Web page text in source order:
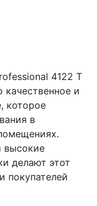
4122 T
и
которое
в
высокие
делают этот
покупателей